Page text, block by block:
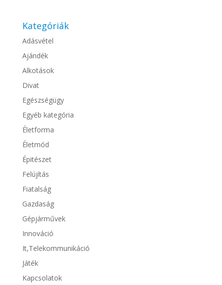
Kategóriák
Adásvétel
Ajándék
Alkotások
Divat
Egészségügy
Egyéb kategória
Életforma
Életmód
Épitészet
Felújítás
Fiatalság
Gazdaság
Gépjárművek
Innováció
It,Telekommunikáció
Játék
Kapcsolatok